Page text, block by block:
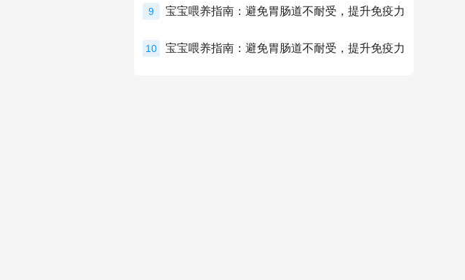
9 宝宝喂养指南：避免胃肠道不耐受，提升免疫力
10 宝宝喂养指南：避免胃肠道不耐受，提升免疫力